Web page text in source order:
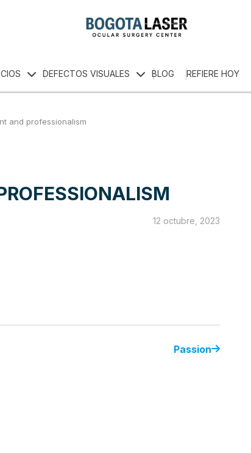
DEFECTOS VISUALES BLOG REFIERE HOY
and professionalism
12 octubre, 2023
Passion